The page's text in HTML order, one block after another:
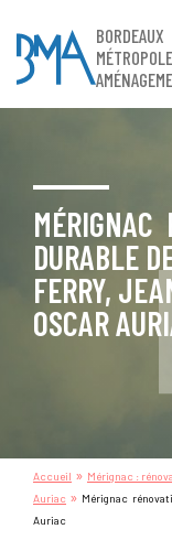
BORDEAUX
MÉTROPOLE
MÉRIGNAC
DURABLE
FERRY,
OSCAR
Accueil » Mérignac :
Auriac » Mérignac
Auriac